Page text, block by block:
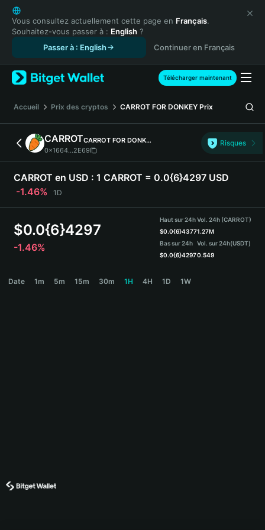
English
日本語
Tiếng Việt
Español (Latinoamérica)
Türkçe
Français
Deutsch
简体中文
繁體中文
Português (Portugal)
Bahasa Indonesia
ภาษาไทย
हिन्दी
Español
Português (Brasil)
Vous consultez actuellement cette page en Français.
Souhaitez-vous passer à : English ?
Passer à : English
Continuer en Français
Télécharger maintenant
Accueil Prix des cryptos CARROT FOR DONKEY Prix
CARROT
CARROT FOR DONKEY
0x1664...2E69
Risques
CARROT en USD : 1 CARROT = 0.0{6}4297 USD
-1.46%
1D
$0.0{6}4297
-1.46%
Haut sur 24h
$0.0{6}4377
Bas sur 24h
$0.0{6}4297
Vol. 24h (CARROT)
1.27M
Vol. sur 24h(USDT)
0.549
Date 1m 5m 15m 30m 1H 4H 1D 1W